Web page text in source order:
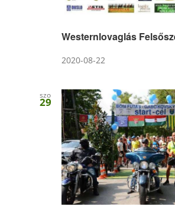
Westernlovaglás
2020-08-22
szo
29